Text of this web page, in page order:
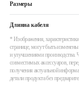
Размеры
Длинна кабеля
* Изображения,
странице, могут быть
и улучшениями производства.
совместимых аксессуаров,
получения актуальной
детали продукта без